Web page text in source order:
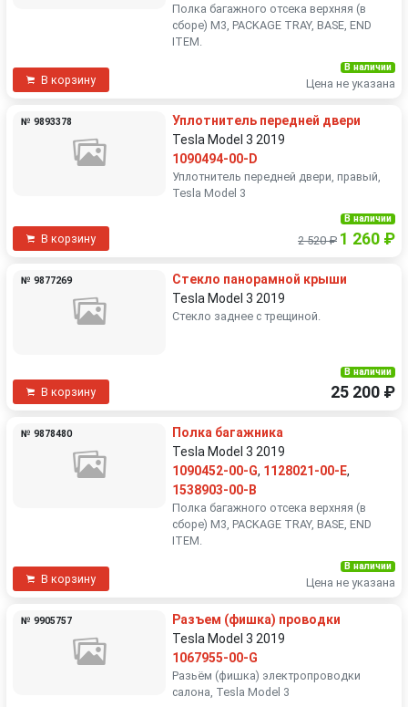
Полка багажного отсека верхняя (в
сборе) M3, PACKAGE TRAY, BASE, END
ITEM.
В корзину
В наличии
Цена не указана
№ 9893378
Уплотнитель передней двери
Tesla Model 3 2019
1090494-00-D
Уплотнитель передней двери, правый,
Tesla Model 3
В корзину
В наличии
2 520 ₽ 1 260 ₽
№ 9877269
Стекло панорамной крыши
Tesla Model 3 2019
Стекло заднее с трещиной.
В корзину
В наличии
25 200 ₽
№ 9878480
Полка багажника
Tesla Model 3 2019
1090452-00-G, 1128021-00-E,
1538903-00-B
Полка багажного отсека верхняя (в
сборе) M3, PACKAGE TRAY, BASE, END
ITEM.
В корзину
В наличии
Цена не указана
№ 9905757
Разъем (фишка) проводки
Tesla Model 3 2019
1067955-00-G
Разьëм (фишка) электропроводки
салона, Tesla Model 3